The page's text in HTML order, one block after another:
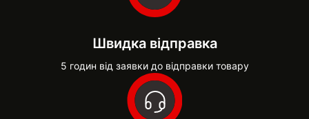
Швидка відправка
5 годин від заявки до відправки товару